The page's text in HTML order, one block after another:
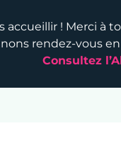
! Merci à
rendez-vous
Consultez